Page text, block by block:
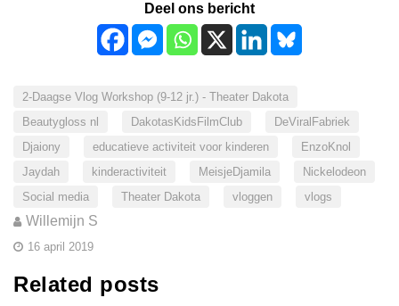
Deel ons bericht
2-Daagse Vlog Workshop (9-12 jr.) - Theater Dakota
Beautygloss nl
DakotasKidsFilmClub
DeViralFabriek
Djaiony
educatieve activiteit voor kinderen
EnzoKnol
Jaydah
kinderactiviteit MeisjeDjamila
Nickelodeon
Social media
Theater Dakota vloggen vlogs
Willemijn S
16 april 2019
Related posts